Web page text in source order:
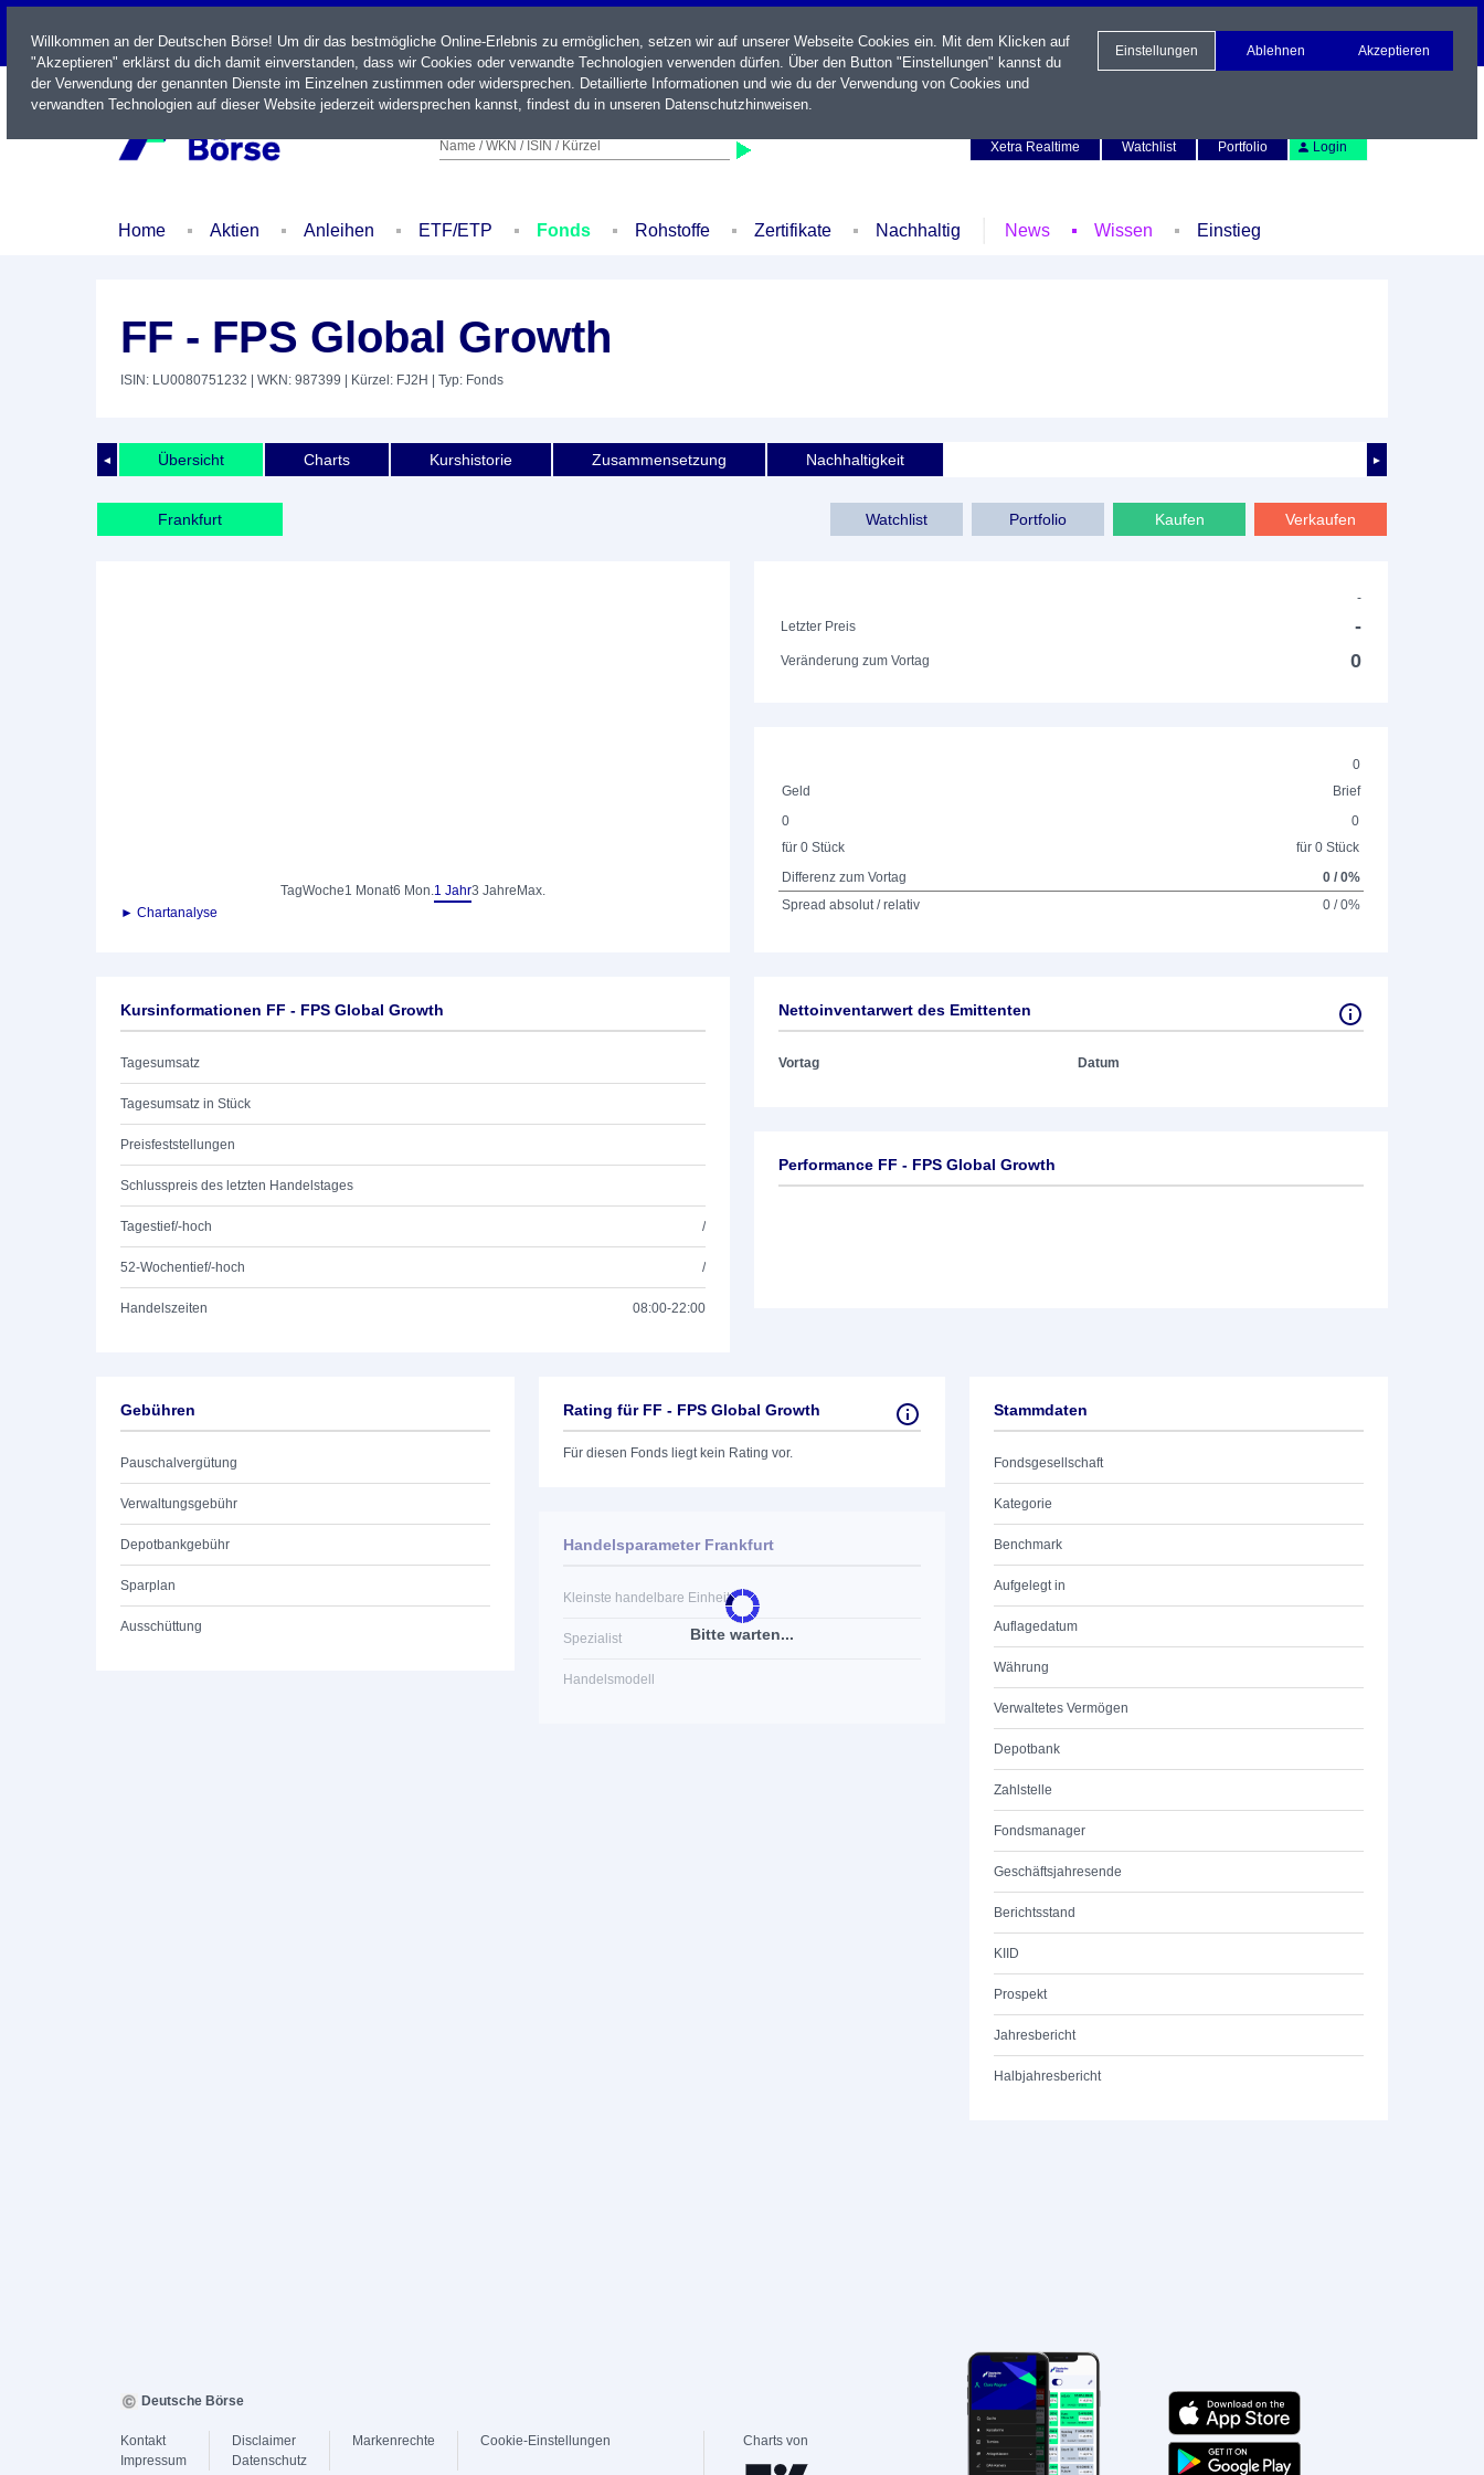
LIVE
Name / WKN / ISIN / Kürzel
Xetra Realtime
Watchlist Portfolio Login
Home Aktien Anleihen ETF/ETP Fonds Rohstoffe Zertifikate Nachhaltig News Wissen Einstieg
FF - FPS Global Growth
ISIN: LU0080751232 | WKN: 987399 | Kürzel: FJ2H | Typ: Fonds
◄ ►
Übersicht Charts Kurshistorie Zusammensetzung Nachhaltigkeit
Frankfurt Verkaufen
Kaufen
Portfolio
Watchlist
TagWoche1 Monat6 Mon.1 Jahr3 Jahre Max.
► Chartanalyse
-
Letzter Preis
-
Veränderung zum Vortag 0
0
Geld
Brief
0
für 0 Stück
0
für 0 Stück
Differenz zum Vortag
0 / 0%
Spread absolut / relativ
0 / 0%
Kursinformationen FF - FPS Global Growth
Tagesumsatz
Tagesumsatz in Stück
Preisfeststellungen
Schlusspreis des letzten Handelstages
Tagestief/-hoch /
52-Wochentief/-hoch /
Handelszeiten 08:00-22:00
Nettoinventarwert des Emittenten
Vortag Datum
Performance FF - FPS Global Growth
Gebühren
Pauschalvergütung
Verwaltungsgebühr
Depotbankgebühr
Sparplan
Ausschüttung
Rating für FF - FPS Global Growth
Für diesen Fonds liegt kein Rating vor.
Bitte warten...
Handelsparameter Frankfurt
Kleinste handelbare Einheit
Spezialist
Handelsmodell
Stammdaten
Fondsgesellschaft
Kategorie
Benchmark
Aufgelegt in
Auflagedatum
Währung
Verwaltetes Vermögen
Depotbank
Zahlstelle
Fondsmanager
Geschäftsjahresende
Berichtsstand
KIID
Prospekt
Jahresbericht
Halbjahresbericht
Willkommen an der Deutschen Börse! Um dir das bestmögliche Online-Erlebnis zu ermöglichen, setzen wir auf unserer Webseite Cookies ein. Mit dem Klicken auf
"Akzeptieren" erklärst du dich damit einverstanden, dass wir Cookies oder verwandte Technologien verwenden dürfen. Über den Button "Einstellungen" kannst du
der Verwendung der genannten Dienste im Einzelnen zustimmen oder widersprechen. Detaillierte Informationen und wie du der Verwendung von Cookies und
verwandten Technologien auf dieser Website jederzeit widersprechen kannst, findest du in unseren Datenschutzhinweisen.
Einstellungen Ablehnen Akzeptieren
Deutsche Börse
Kontakt
Impressum
Disclaimer
Datenschutz
Markenrechte Cookie-Einstellungen Charts von